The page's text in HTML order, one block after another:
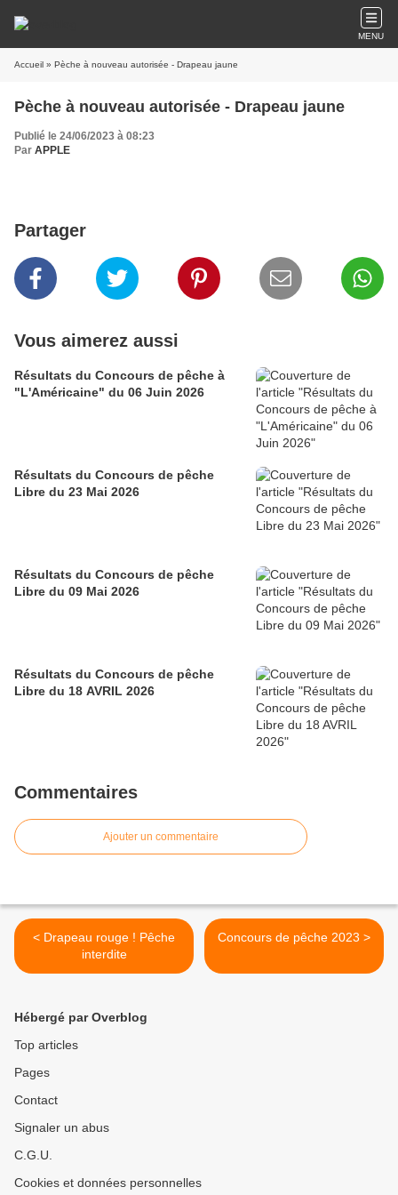
MENU
Accueil » Pèche à nouveau autorisée - Drapeau jaune
Pèche à nouveau autorisée - Drapeau jaune
Publié le 24/06/2023 à 08:23
Par APPLE
Partager
Vous aimerez aussi
Résultats du Concours de pêche à
"L'Américaine" du 06 Juin 2026
Résultats du Concours de pêche
Libre du 23 Mai 2026
Résultats du Concours de pêche
Libre du 09 Mai 2026
Résultats du Concours de pêche
Libre du 18 AVRIL 2026
Commentaires
Ajouter un commentaire
< Drapeau rouge ! Pêche
interdite
Concours de pêche 2023 >
Hébergé par Overblog
Top articles
Pages
Contact
Signaler un abus
C.G.U.
Cookies et données personnelles